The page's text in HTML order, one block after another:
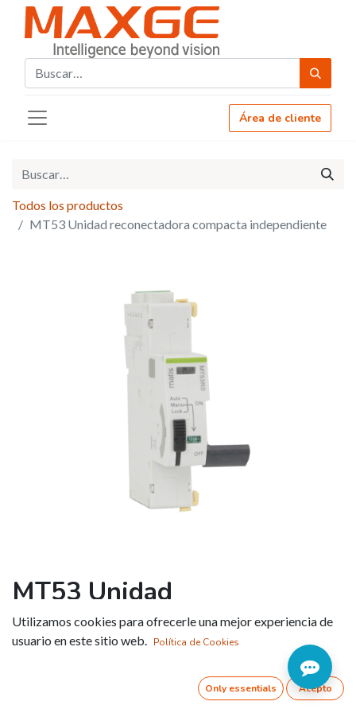
Área de cliente
Todos los productos
MT53 Unidad reconectadora compacta independiente
MT53 Unidad
reconectadora compacta
independiente
Utilizamos cookies para ofrecerle una mejor experiencia de
usuario en este sitio web. Política de Cookies
Only essentials Acepto